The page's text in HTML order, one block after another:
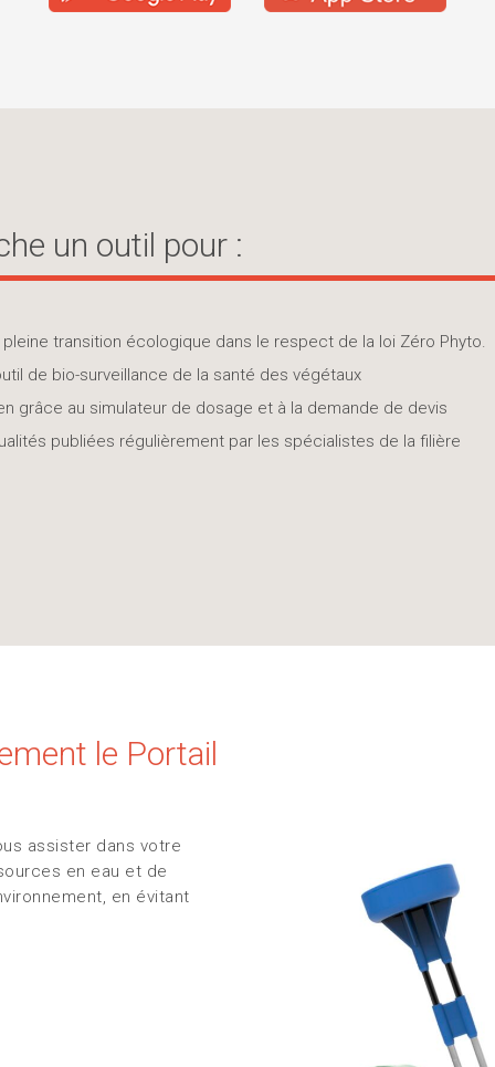
un outil pour :
transition écologique dans le respect de la loi Zéro Phyto.
de bio-surveillance de la santé des végétaux
grâce au simulateur de dosage et à la demande de devis
publiées régulièrement par les spécialistes de la filière
le Portail
assister dans votre
en eau et de
en évitant